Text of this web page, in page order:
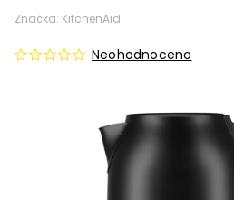
Neohodnoceno
Značka: KitchenAid